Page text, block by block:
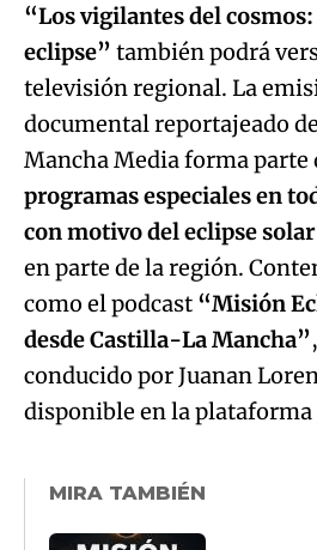
“Los vigilantes del
eclipse” también podrá
televisión regional. La
documental reportajeado
Mancha Media forma parte
programas especiales en
con motivo del eclipse solar
en parte de la región.
como el podcast “Misión
desde Castilla-La Mancha”
conducido por Juanan
disponible en la plataforma
MIRA TAMBIÉN